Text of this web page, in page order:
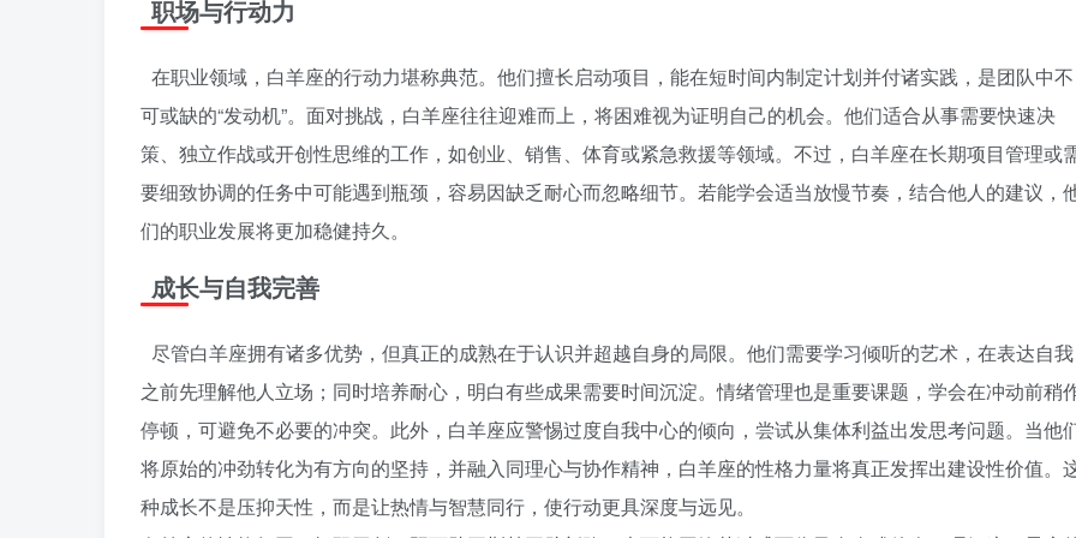
职场与行动力
在职业领域，白羊座的行动力堪称典范。他们擅长启动项目，能在短时间内制定计划并付诸实践，是团队中不
可或缺的“发动机”。面对挑战，白羊座往往迎难而上，将困难视为证明自己的机会。他们适合从事需要快速决
策、独立作战或开创性思维的工作，如创业、销售、体育或紧急救援等领域。不过，白羊座在长期项目管理或
要细致协调的任务中可能遇到瓶颈，容易因缺乏耐心而忽略细节。若能学会适当放慢节奏，结合他人的建议，
们的职业发展将更加稳健持久。
成长与自我完善
尽管白羊座拥有诸多优势，但真正的成熟在于认识并超越自身的局限。他们需要学习倾听的艺术，在表达自我
之前先理解他人立场；同时培养耐心，明白有些成果需要时间沉淀。情绪管理也是重要课题，学会在冲动前稍
停顿，可避免不必要的冲突。此外，白羊座应警惕过度自我中心的倾向，尝试从集体利益出发思考问题。当他
将原始的冲劲转化为有方向的坚持，并融入同理心与协作精神，白羊座的性格力量将真正发挥出建设性价值。
种成长不是压抑天性，而是让热情与智慧同行，使行动更具深度与远见。